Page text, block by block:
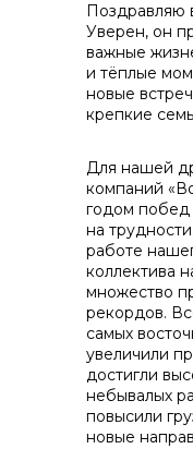
+7 (423)
Поздравляю
Уверен, он
важные
и тёплые
новые
крепкие
Для нашей
компаний
годом
на
работе
коллектива
множество
рекордов.
самых
увеличили
достигли
небывалых
повысили
новые